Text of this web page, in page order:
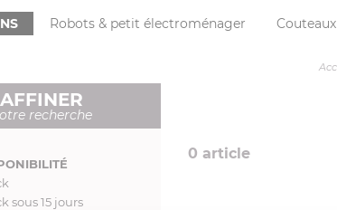
Robots & petit électroménager Couteaux
AFFINER
recherche
sous 15 jours
0 article